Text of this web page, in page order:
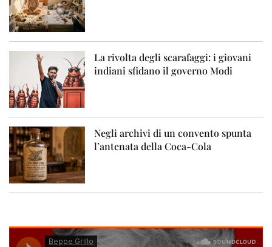
La rivolta degli scarafaggi: i giovani
indiani sfidano il governo Modi
Negli archivi di un convento spunta
l’antenata della Coca-Cola